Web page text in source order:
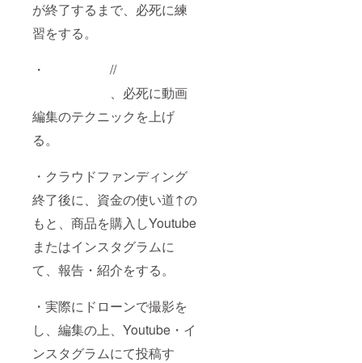
が終了するまで、必死に練
習をする。
・ //
、必死に動画
編集のテクニックを上げ
る。
・クラウドファンディング
終了後に、資金の使い道↑の
もと、商品を購入しYoutube
またはインスタグラムに
て、報告・紹介をする。
・実際にドローンで撮影を
し、編集の上、Youtube・イ
ンスタグラムにて投稿す